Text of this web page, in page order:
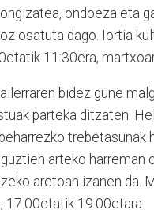
ondoeza eta
osatuta dago. Iortia
11:30era,
bidez gune
parteka ditzaten.
trebetasunak
arteko harreman
aretoan izanen da.
17:00etatik 19:00etara.